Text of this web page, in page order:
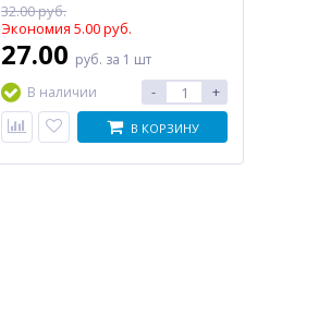
32.00 руб.
Экономия 5.00 руб.
27.00 руб. за 1 шт
В наличии
- +
В КОРЗИНУ